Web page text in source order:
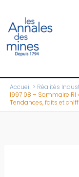
contenu
Accueil
Réalités
1997 08 – Sommaire RI
Tendances, faits et